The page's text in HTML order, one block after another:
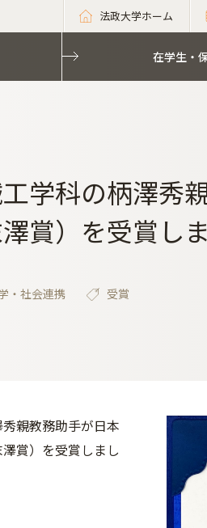
法政大学ホーム
在学生・
学科の柄澤秀
賞）を受賞し
・社会連携 受賞
親教務助手が日本
賞）を受賞しまし